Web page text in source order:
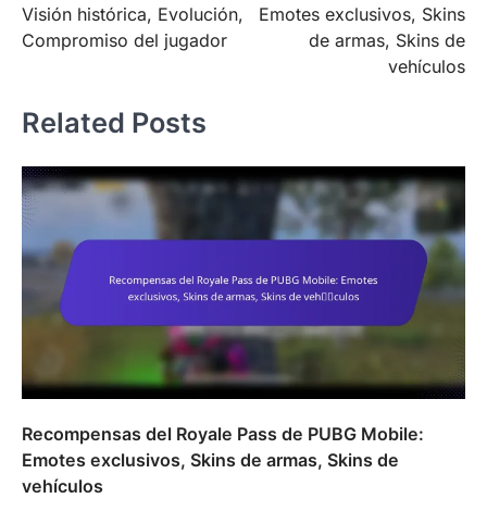
Visión histórica, Evolución,
Compromiso del jugador
Emotes exclusivos, Skins
de armas, Skins de
vehículos
Related Posts
Recompensas del Royale Pass de PUBG Mobile:
Emotes exclusivos, Skins de armas, Skins de
vehículos